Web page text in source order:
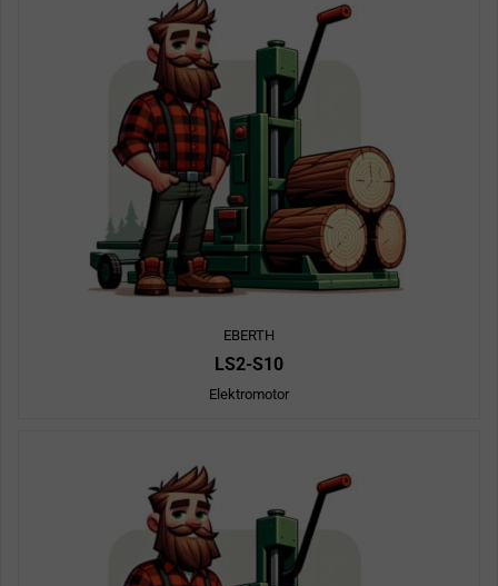
EBERTH
LS2-S10
Elektromotor